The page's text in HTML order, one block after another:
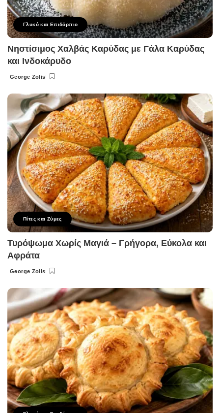
Γλυκό και Επιδόρπιο
Νηστίσιμος Χαλβάς Καρύδας με Γάλα Καρύδας
και Ινδοκάρυδο
Posted
George Zolis
Πίτες και Ζύμες
Τυρόψωμα Χωρίς Μαγιά – Γρήγορα, Εύκολα και
Αφράτα
Posted
George Zolis